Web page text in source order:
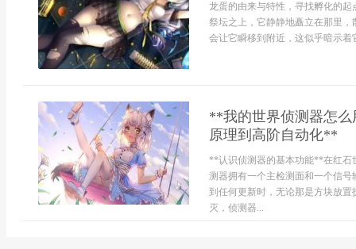
龙蛋的由来与特性，寻找孵化的
祭坛之上，它静静地矗立在那里
会让它瞬移到附近，这似乎暗示
**我的世界侦测器怎
原理到高阶自动化**
**认识侦测器的基本功能**在红石
测器拥有一个主检测面和一个信
到任何更新时，无论那是方块放
灭，侦测器...